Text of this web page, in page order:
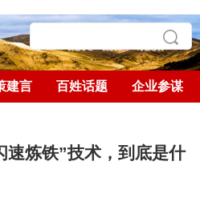
建言 百姓话题 企业参谋
速炼铁”技术，到底是什